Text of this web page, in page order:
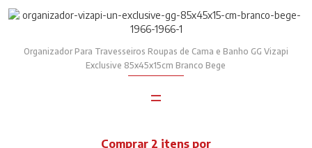
Organizador Para Travesseiros Roupas de Cama e Banho GG Vizapi
Exclusive 85x45x15cm Branco Bege
=
Comprar 2 itens por